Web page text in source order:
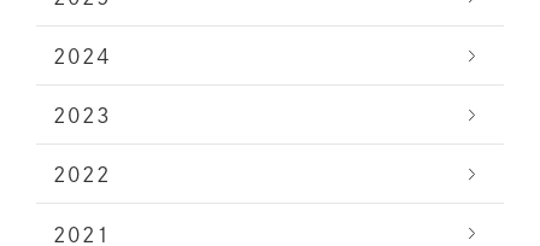
2024
2023
2022
2021